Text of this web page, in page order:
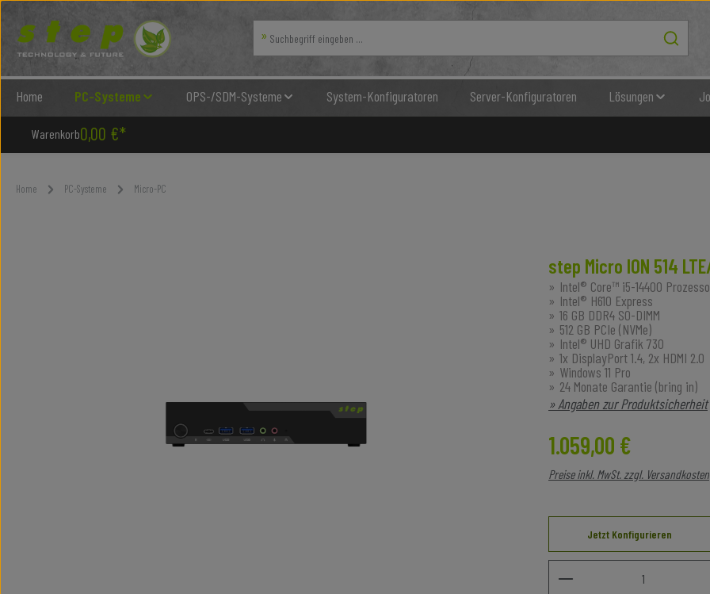
Hauptinhalt springen
Zur Suche springen
Zur Hauptnavigation springen
Home PC-Systeme OPS-/SDM-Systeme System-Konfiguratoren Server-Konfiguratoren Lösungen
Warenkorb0,00 €*
Home PC-Systeme Micro-PC
step Micro ION 514
Intel® Core™ i5-14400
Intel® H610 Express
16 GB DDR4 SO-DIMM
512 GB PCIe (NVMe)
Intel® UHD Grafik 730
1x DisplayPort 1.4, 2x HDMI 2.0
Windows 11 Pro
24 Monate Garantie (bring in)
» Angaben zur Produktsicherheit
Regulärer Preis:
1.059,00 €
Preise inkl. MwSt. zzgl. Versandkosten
Jetzt Konfigurieren
Produkt Anzahl: Gib